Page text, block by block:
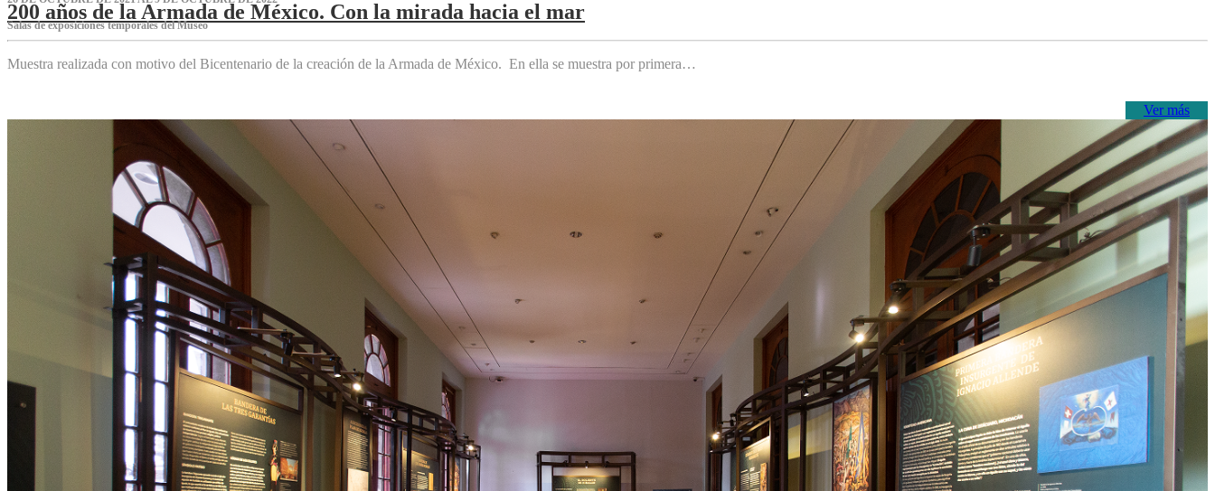
200 años de la Armada de México. Con la mirada hacia el mar
Salas de exposiciones temporales del Museo‌
Muestra realizada con motivo del Bicentenario de la creación de la Armada de México. En ella se muestra por primera…
Ver más